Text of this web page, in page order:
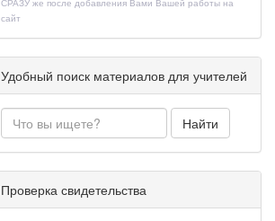
сайт
Удобный поиск материалов для учителей
Найти
Проверка свидетельства